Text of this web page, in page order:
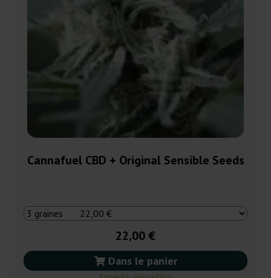
Cannafuel CBD + Original Sensible Seeds
22,00 €
Dans le panier